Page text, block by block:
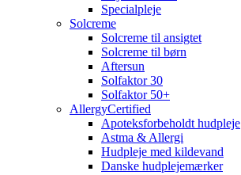
Specialpleje
Solcreme
Solcreme til ansigtet
Solcreme til børn
Aftersun
Solfaktor 30
Solfaktor 50+
AllergyCertified
Apoteksforbeholdt hudpleje
Astma & Allergi
Hudpleje med kildevand
Danske hudplejemærker